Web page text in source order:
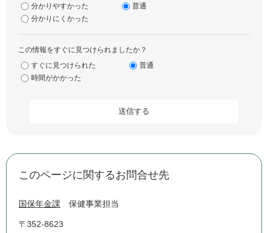
分かりやすかった
普通
分かりにくかった
この情報をすぐに見つけられましたか？
すぐに見つけられた
普通
時間がかかった
このページに関するお問合せ先
国保年金課 保健事業担当
〒352-8623